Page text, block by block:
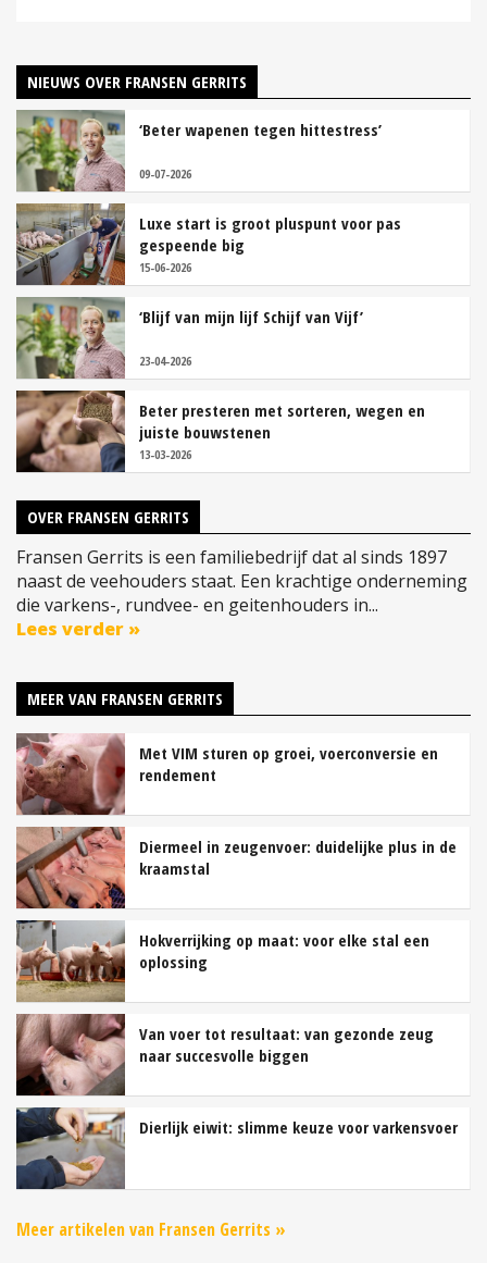
NIEUWS OVER FRANSEN GERRITS
‘Beter wapenen tegen hittestress’
09-07-2026
Luxe start is groot pluspunt voor pas
gespeende big
15-06-2026
‘Blijf van mijn lijf Schijf van Vijf’
23-04-2026
Beter presteren met sorteren, wegen en
juiste bouwstenen
13-03-2026
OVER FRANSEN GERRITS
Fransen Gerrits is een familiebedrijf dat al sinds 1897
naast de veehouders staat. Een krachtige onderneming
die varkens-, rundvee- en geitenhouders in...
Lees verder »
MEER VAN FRANSEN GERRITS
Met VIM sturen op groei, voerconversie en
rendement
Diermeel in zeugenvoer: duidelijke plus in de
kraamstal
Hokverrijking op maat: voor elke stal een
oplossing
Van voer tot resultaat: van gezonde zeug
naar succesvolle biggen
Dierlijk eiwit: slimme keuze voor varkensvoer
Meer artikelen van Fransen Gerrits »